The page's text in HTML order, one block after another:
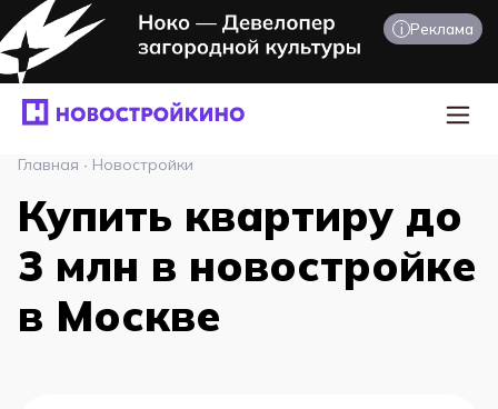
i Реклама
Главная · Новостройки
Купить квартиру до
3 млн в новостройке
в Москве